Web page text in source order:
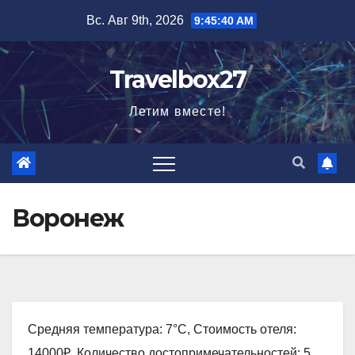
содержимому
Вс. Авг 9th, 2026 9:45:41 AM
Travelbox27
Летим вместе!
Воронеж
Средняя температура: 7°C, Стоимость отеля: